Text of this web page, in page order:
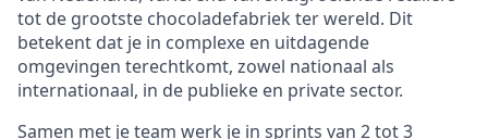
tot de grootste chocoladefabriek ter wereld. Dit
betekent dat je in complexe en uitdagende
omgevingen terechtkomt, zowel nationaal als
internationaal, in de publieke en private sector.
Samen met je team werk je in sprints van 2 tot 3